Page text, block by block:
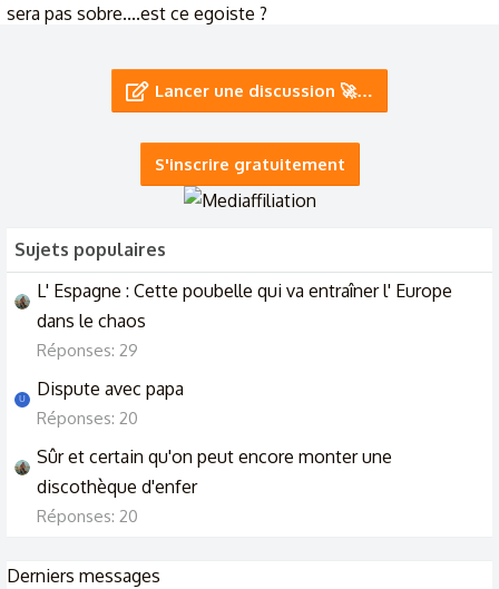
sera pas sobre....est ce egoiste ?
mon copain est désobligent et désagréable des que ca va
mon copain est tdah et ne fais plus rien
Lancer une discussion 🚀…
S'inscrire gratuitement
Sujets populaires
L' Espagne : Cette poubelle qui va entraîner l' Europe
dans le chaos
Réponses: 29
U Dispute avec papa
Réponses: 20
Sûr et certain qu'on peut encore monter une
discothèque d'enfer
Réponses: 20
Derniers messages